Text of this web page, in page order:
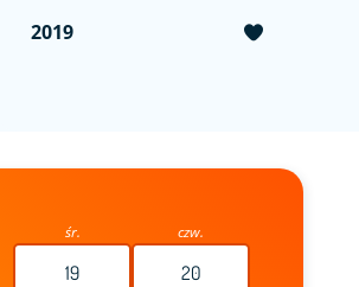
2019
śr.
19
czw.
20